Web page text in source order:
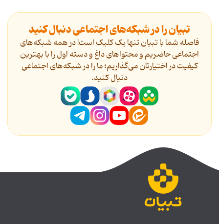
تبیان را در شبکه‌های اجتماعی دنبال کنید
فاصله شما با تبیان تنها یک کلیک است! در همه شبکه‌های
اجتماعی حاضریم و محتواهای داغ و دسته اول را با بهترین
کیفیت در اختیارتان می‌گذاریم؛ ما را در شبکه‌های اجتماعی
دنیال کنید.